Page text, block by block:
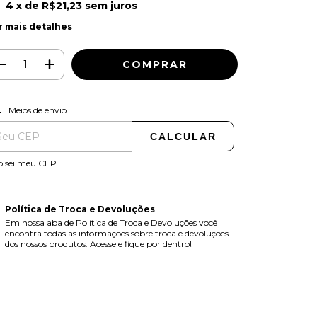
4 x de R$21,23 sem juros
mais detalhes
para o CEP:
Meios de envio
CALCULAR
sei meu CEP
Política de Troca e Devoluções
Em nossa aba de Política de Troca e Devoluções você
encontra todas as informações sobre troca e devoluções
dos nossos produtos. Acesse e fique por dentro!